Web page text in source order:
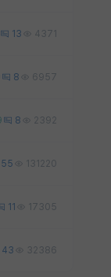
13 4371
8 6957
8 2392
55 131220
11 17305
43 32386